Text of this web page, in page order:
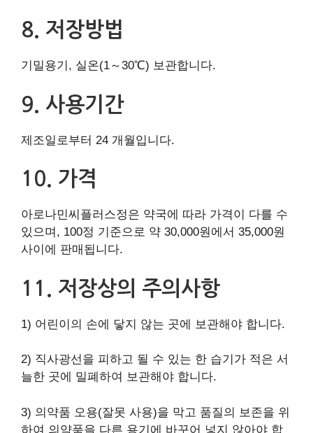
8. 저장방법
기밀용기, 실온(1～30℃) 보관합니다.
9. 사용기간
제조일로부터 24 개월입니다.
10. 가격
아로나민씨플러스정은 약국에 따라 가격이 다를 수
있으며, 100정 기준으로 약 30,000원에서 35,000원
사이에 판매됩니다.
11. 저장상의 주의사항
1) 어린이의 손에 닿지 않는 곳에 보관해야 합니다.
2) 직사광선을 피하고 될 수 있는 한 습기가 적은 서
늘한 곳에 밀폐하여 보관해야 합니다.
3) 의약품 오용(잘못 사용)을 막고 품질의 보존을 위
하여 의약품을 다른 용기에 바꾸어 넣지 않아야 합